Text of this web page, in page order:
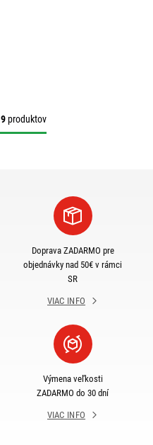
9produktov
Doprava ZADARMO pre
objednávky nad 50€ v rámci
SR
VIAC INFO
Výmena veľkosti
ZADARMO do 30 dní
VIAC INFO